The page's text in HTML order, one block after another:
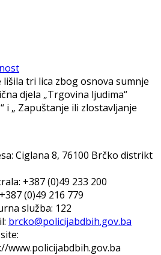
lišila tri lica zbog osnova sumnje
djela „Trgovina ljudima“
i „ Zapuštanje ili zlostavljanje
Ciglana 8, 76100 Brčko distrikt
+387 (0)49 233 200
(0)49 216 779
služba: 122
brcko@policijabdbih.gov.ba
www.policijabdbih.gov.ba